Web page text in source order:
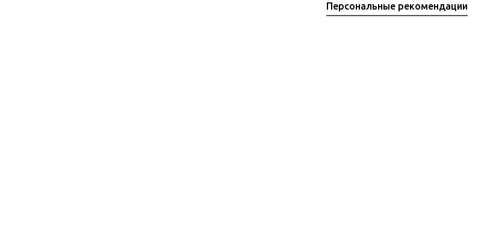
Персональные рекомендации